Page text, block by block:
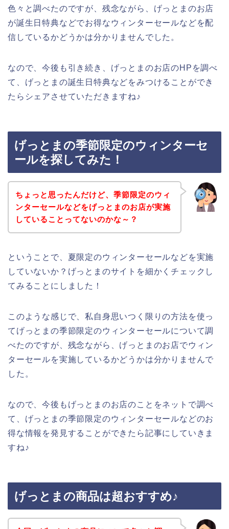
色々と調べたのですが、残念ながら、げっとまのお店
が誕生日特典などでお得なウィンターセールなどを配
信しているかどうかは分かりませんでした。
なので、今後も引き続き、げっとまのお店のHPを調べ
て、げっとまの誕生日特典などをみつけることができ
たらシェアさせていただきますね♪
げっとまの季節限定のウィンターセ
ールを探してみた！
ちょっと思ったんだけど、季節限定のウィ
ンターセールなどをげっとまのお店が実施
していることってないのかな～？
ということで、夏限定のウィンターセールなどを実施
していないか？げっとまのサイトを細かくチェックし
てみることにしました！
このような感じで、私自身思いつく限りの方法を使っ
てげっとまの季節限定のウィンターセールについて調
べたのですが、残念ながら、げっとまのお店でウィン
ターセールを実施しているかどうかは分かりませんで
した。
なので、今後もげっとまのお店のことをネットで調べ
て、げっとまの季節限定のウィンターセールなどのお
得な情報を発見することができたら記事にしていきま
すね♪
げっとまの商品は超おすすめ♪